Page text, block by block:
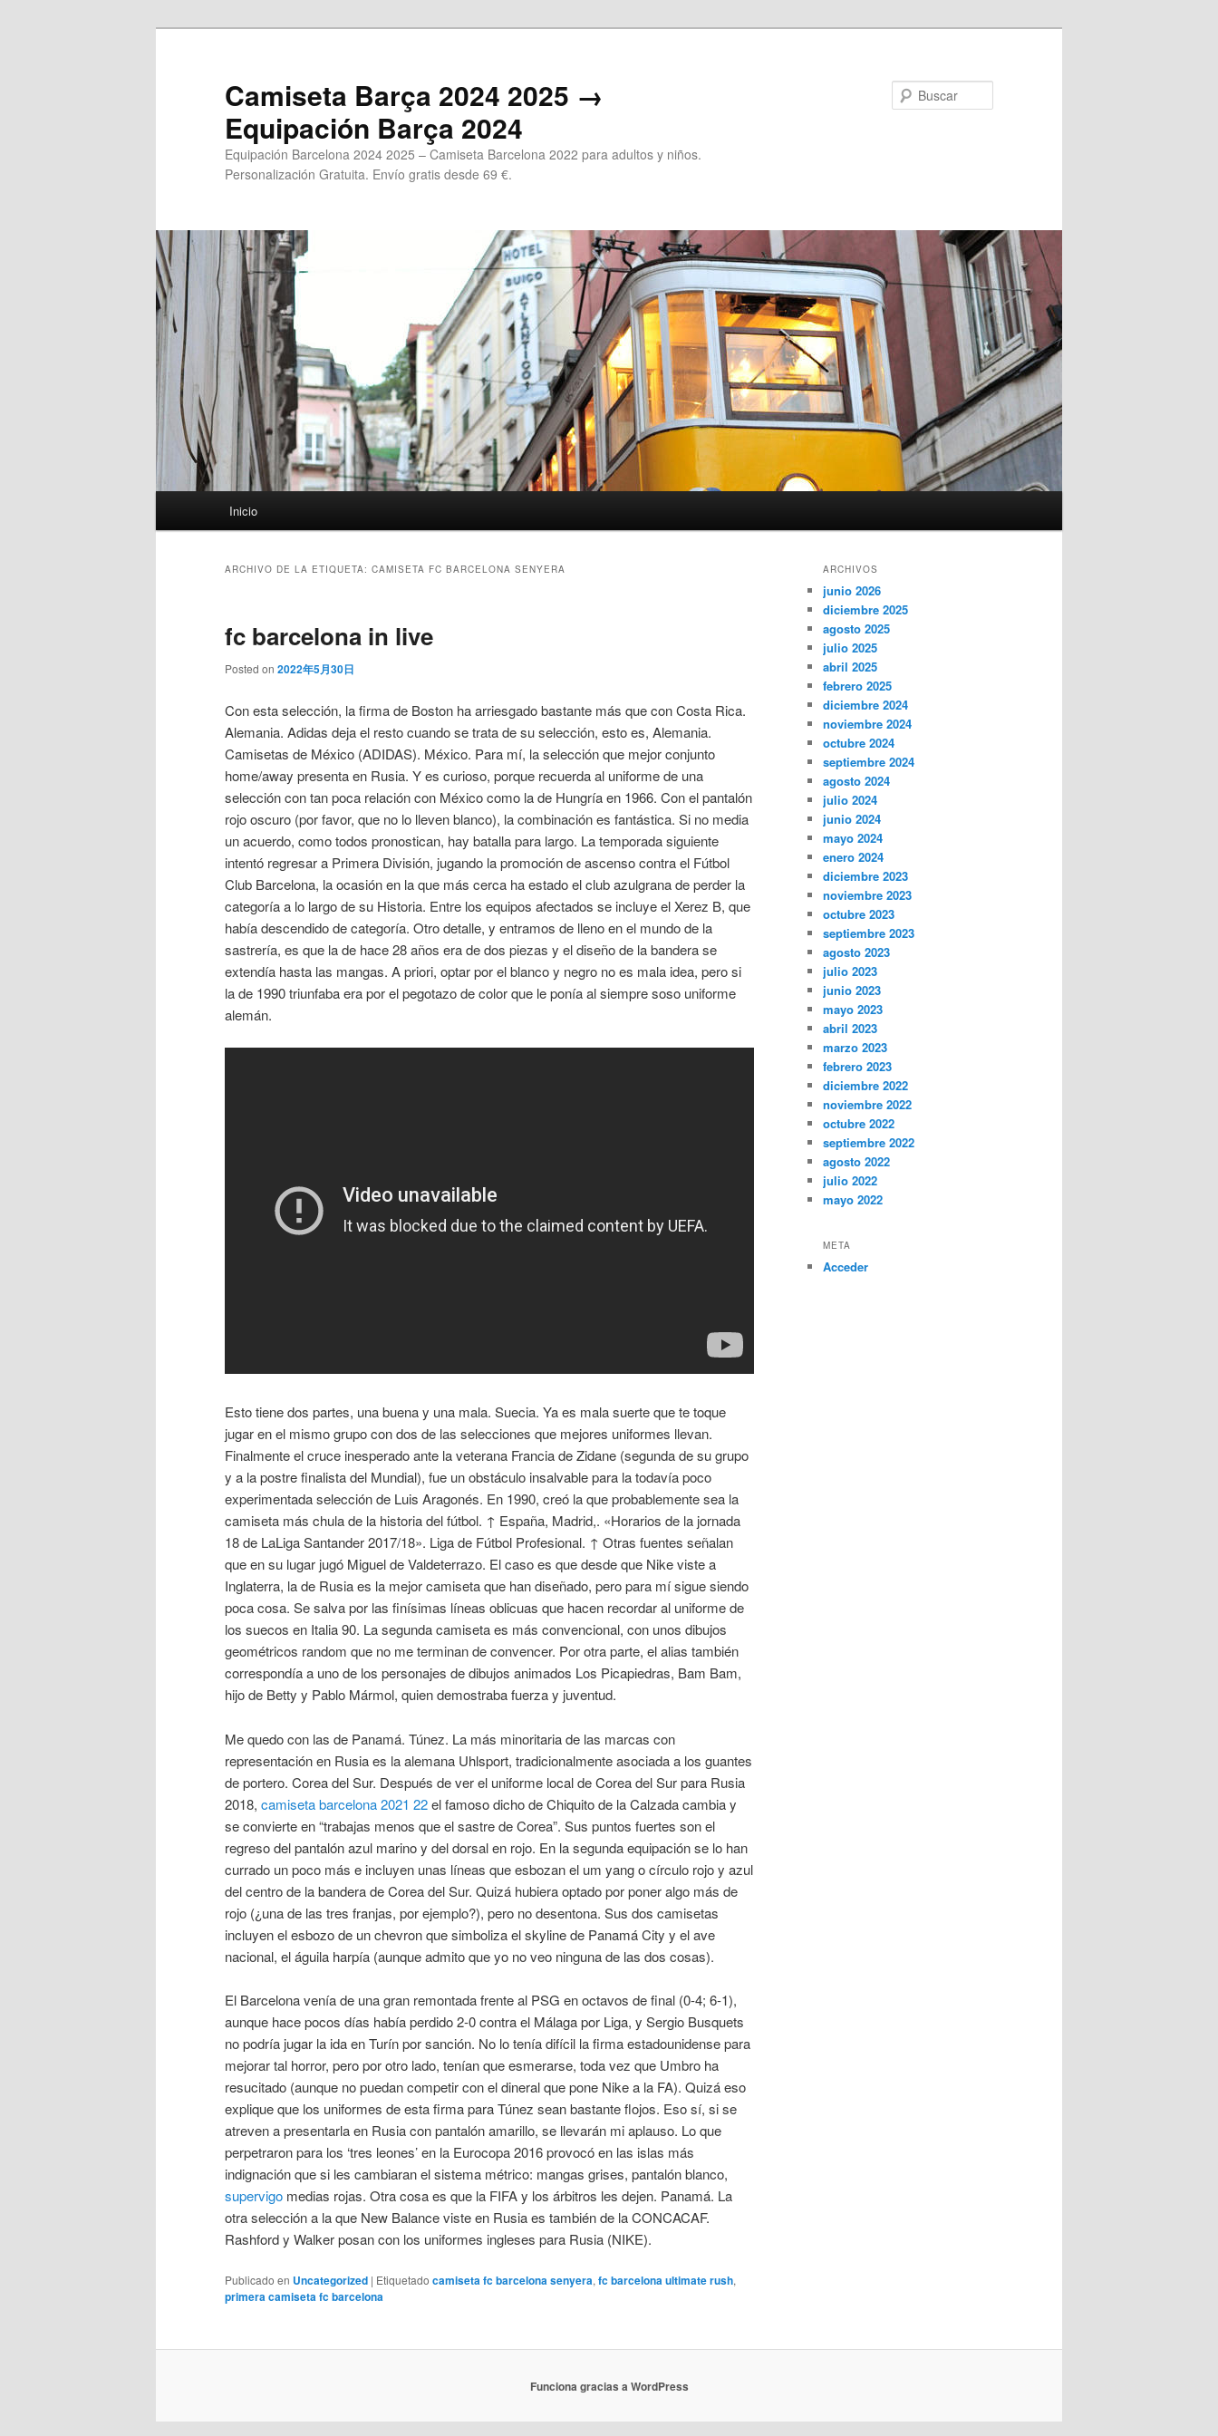
Camiseta Barça 2024 2025 →
Equipación Barça 2024
Equipación Barcelona 2024 2025 – Camiseta Barcelona 2022 para adultos y niños.
Personalización Gratuita. Envío gratis desde 69 €.
Inicio
ARCHIVO DE LA ETIQUETA: CAMISETA FC BARCELONA SENYERA
fc barcelona in live
Posted on 2022年5月30日
Con esta selección, la firma de Boston ha arriesgado bastante más que con Costa Rica.
Alemania. Adidas deja el resto cuando se trata de su selección, esto es, Alemania.
Camisetas de México (ADIDAS). México. Para mí, la selección que mejor conjunto
home/away presenta en Rusia. Y es curioso, porque recuerda al uniforme de una
selección con tan poca relación con México como la de Hungría en 1966. Con el pantalón
rojo oscuro (por favor, que no lo lleven blanco), la combinación es fantástica. Si no media
un acuerdo, como todos pronostican, hay batalla para largo. La temporada siguiente
intentó regresar a Primera División, jugando la promoción de ascenso contra el Fútbol
Club Barcelona, la ocasión en la que más cerca ha estado el club azulgrana de perder la
categoría a lo largo de su Historia. Entre los equipos afectados se incluye el Xerez B, que
había descendido de categoría. Otro detalle, y entramos de lleno en el mundo de la
sastrería, es que la de hace 28 años era de dos piezas y el diseño de la bandera se
extendía hasta las mangas. A priori, optar por el blanco y negro no es mala idea, pero si
la de 1990 triunfaba era por el pegotazo de color que le ponía al siempre soso uniforme
alemán.
Esto tiene dos partes, una buena y una mala. Suecia. Ya es mala suerte que te toque
jugar en el mismo grupo con dos de las selecciones que mejores uniformes llevan.
Finalmente el cruce inesperado ante la veterana Francia de Zidane (segunda de su grupo
y a la postre finalista del Mundial), fue un obstáculo insalvable para la todavía poco
experimentada selección de Luis Aragonés. En 1990, creó la que probablemente sea la
camiseta más chula de la historia del fútbol. ↑ España, Madrid,. «Horarios de la jornada
18 de LaLiga Santander 2017/18». Liga de Fútbol Profesional. ↑ Otras fuentes señalan
que en su lugar jugó Miguel de Valdeterrazo. El caso es que desde que Nike viste a
Inglaterra, la de Rusia es la mejor camiseta que han diseñado, pero para mí sigue siendo
poca cosa. Se salva por las finísimas líneas oblicuas que hacen recordar al uniforme de
los suecos en Italia 90. La segunda camiseta es más convencional, con unos dibujos
geométricos random que no me terminan de convencer. Por otra parte, el alias también
correspondía a uno de los personajes de dibujos animados Los Picapiedras, Bam Bam,
hijo de Betty y Pablo Mármol, quien demostraba fuerza y juventud.
Me quedo con las de Panamá. Túnez. La más minoritaria de las marcas con
representación en Rusia es la alemana Uhlsport, tradicionalmente asociada a los guantes
de portero. Corea del Sur. Después de ver el uniforme local de Corea del Sur para Rusia
2018, camiseta barcelona 2021 22el famoso dicho de Chiquito de la Calzada cambia y
se convierte en “trabajas menos que el sastre de Corea”. Sus puntos fuertes son el
regreso del pantalón azul marino y del dorsal en rojo. En la segunda equipación se lo han
currado un poco más e incluyen unas líneas que esbozan el um yang o círculo rojo y azul
del centro de la bandera de Corea del Sur. Quizá hubiera optado por poner algo más de
rojo (¿una de las tres franjas, por ejemplo?), pero no desentona. Sus dos camisetas
incluyen el esbozo de un chevron que simboliza el skyline de Panamá City y el ave
nacional, el águila harpía (aunque admito que yo no veo ninguna de las dos cosas).
El Barcelona venía de una gran remontada frente al PSG en octavos de final (0-4; 6-1),
aunque hace pocos días había perdido 2-0 contra el Málaga por Liga, y Sergio Busquets
no podría jugar la ida en Turín por sanción. No lo tenía difícil la firma estadounidense para
mejorar tal horror, pero por otro lado, tenían que esmerarse, toda vez que Umbro ha
resucitado (aunque no puedan competir con el dineral que pone Nike a la FA). Quizá eso
explique que los uniformes de esta firma para Túnez sean bastante flojos. Eso sí, si se
atreven a presentarla en Rusia con pantalón amarillo, se llevarán mi aplauso. Lo que
perpetraron para los ‘tres leones’ en la Eurocopa 2016 provocó en las islas más
indignación que si les cambiaran el sistema métrico: mangas grises, pantalón blanco,
supervigo medias rojas. Otra cosa es que la FIFA y los árbitros les dejen. Panamá. La
otra selección a la que New Balance viste en Rusia es también de la CONCACAF.
Rashford y Walker posan con los uniformes ingleses para Rusia (NIKE).
Publicado en Uncategorized | Etiquetado camiseta fc barcelona senyera,fc barcelona ultimate rush,
primera camiseta fc barcelona
ARCHIVOS
junio 2026
diciembre 2025
agosto 2025
julio 2025
abril 2025
febrero 2025
diciembre 2024
noviembre 2024
octubre 2024
septiembre 2024
agosto 2024
julio 2024
junio 2024
mayo 2024
enero 2024
diciembre 2023
noviembre 2023
octubre 2023
septiembre 2023
agosto 2023
julio 2023
junio 2023
mayo 2023
abril 2023
marzo 2023
febrero 2023
diciembre 2022
noviembre 2022
octubre 2022
septiembre 2022
agosto 2022
julio 2022
mayo 2022
META
Acceder
Funciona gracias a WordPress